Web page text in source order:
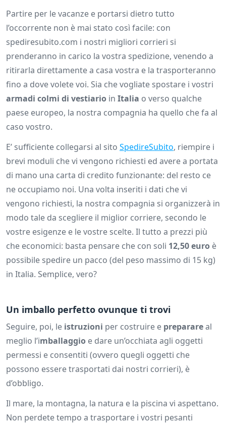
Partire per le vacanze e portarsi dietro tutto
l’occorrente non è mai stato così facile: con
spediresubito.com i nostri migliori corrieri si
prenderanno in carico la vostra spedizione, venendo a
ritirarla direttamente a casa vostra e la trasporteranno
fino a dove volete voi. Sia che vogliate spostare i vostri
armadi colmi di vestiario in Italia o verso qualche
paese europeo, la nostra compagnia ha quello che fa al
caso vostro.
E’ sufficiente collegarsi al sito SpedireSubito, riempire i
brevi moduli che vi vengono richiesti ed avere a portata
di mano una carta di credito funzionante: del resto ce
ne occupiamo noi. Una volta inseriti i dati che vi
vengono richiesti, la nostra compagnia si organizzerà in
modo tale da scegliere il miglior corriere, secondo le
vostre esigenze e le vostre scelte. Il tutto a prezzi più
che economici: basta pensare che con soli 12,50 euro è
possibile spedire un pacco (del peso massimo di 15 kg)
in Italia. Semplice, vero?
Un imballo perfetto ovunque ti trovi
Seguire, poi, le istruzioni per costruire e preparareal
meglio l’imballaggio e dare un’occhiata agli oggetti
permessi e consentiti (ovvero quegli oggetti che
possono essere trasportati dai nostri corrieri), è
d’obbligo.
Il mare, la montagna, la natura e la piscina vi aspettano.
Non perdete tempo a trasportare i vostri pesanti